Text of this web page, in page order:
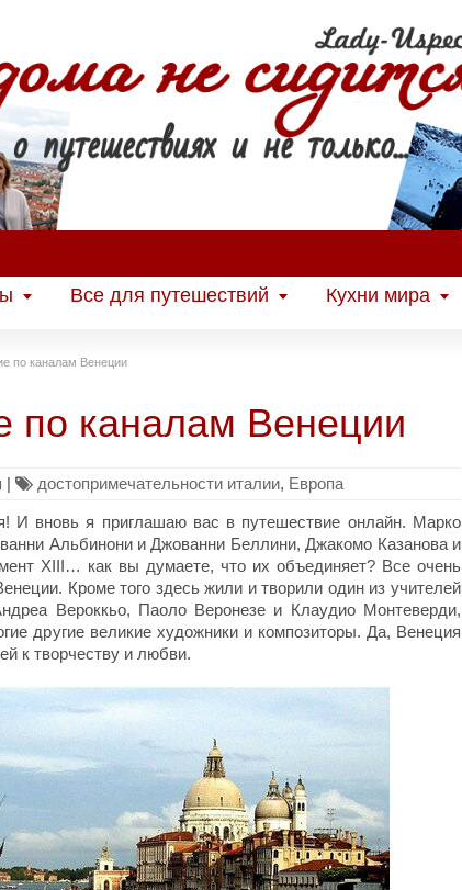
Все для путешествий Кухни мира
по каналам Венеции
по каналам Венеции
| достопримечательности италии, Европа
И вновь я приглашаю вас в путешествие онлайн. Марко
Альбинони и Джованни Беллини, Джакомо Казанова и
XIII… как вы думаете, что их объединяет? Все очень
Кроме того здесь жили и творили один из учителей
Вероккьо, Паоло Веронезе и Клаудио Монтеверди,
другие великие художники и композиторы. Да, Венеция
к творчеству и любви.